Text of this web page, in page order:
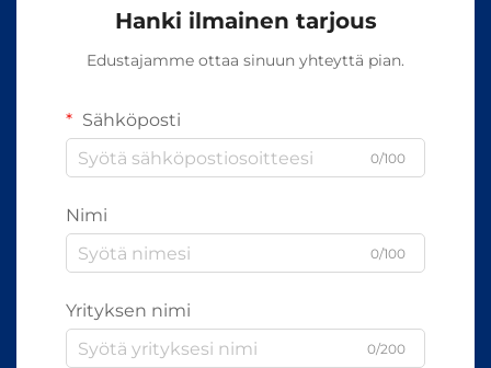
Hanki ilmainen tarjous
Edustajamme ottaa sinuun yhteyttä pian.
Sähköposti
0/100
Nimi
0/100
Yrityksen nimi
0/200